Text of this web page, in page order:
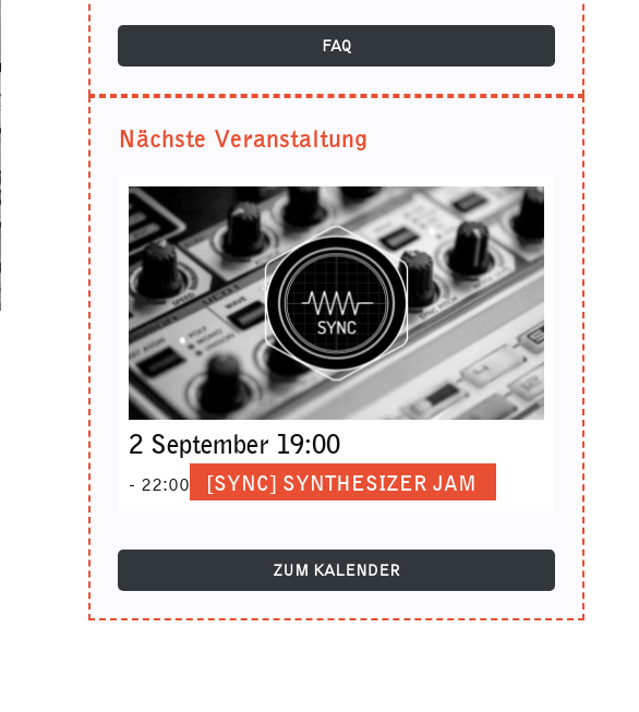
FAQ
Nächste Veranstaltung
2 September 19:00
- 22:00 [SYNC] SYNTHESIZER JAM
ZUM KALENDER